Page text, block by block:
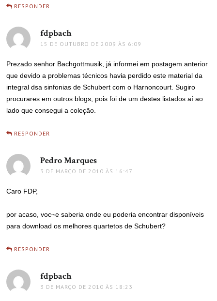
RESPONDER
fdpbachdisse:
15 DE OUTUBRO DE 2009 ÀS 6:09
Prezado senhor Bachgottmusik, já informei em postagem anterior
que devido a problemas técnicos havia perdido este material da
integral dsa sinfonias de Schubert com o Harnoncourt. Sugiro
procurares em outros blogs, pois foi de um destes listados aí ao
lado que consegui a coleção.
RESPONDER
Pedro Marques
3 DE MARÇO DE 2010 ÀS 16:47
Caro FDP,
por acaso, voc~e saberia onde eu poderia encontrar disponíveis
para download os melhores quartetos de Schubert?
RESPONDER
fdpbachdisse:
3 DE MARÇO DE 2010 ÀS 18:23